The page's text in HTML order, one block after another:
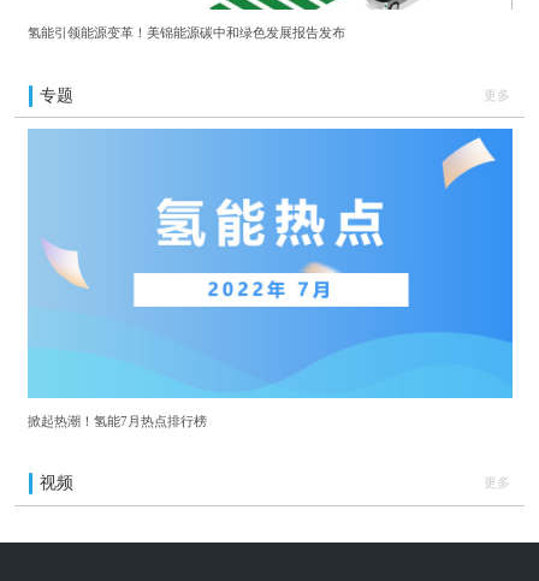
氢能引领能源变革！美锦能源碳中和绿色发展报告发布
专题 更多
掀起热潮！氢能7月热点排行榜
视频 更多